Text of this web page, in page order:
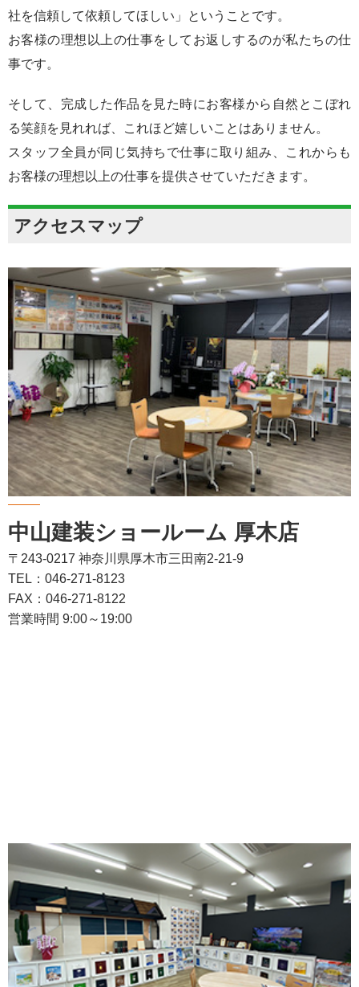
社を信頼して依頼してほしい」ということです。
お客様の理想以上の仕事をしてお返しするのが私たちの仕
事です。
そして、完成した作品を見た時にお客様から自然とこぼれ
る笑顔を見れれば、これほど嬉しいことはありません。
スタッフ全員が同じ気持ちで仕事に取り組み、これからも
お客様の理想以上の仕事を提供させていただきます。
アクセスマップ
中山建装ショールーム 厚木店
〒243-0217 神奈川県厚木市三田南2-21-9
TEL：046-271-8123
FAX：046-271-8122
営業時間 9:00～19:00